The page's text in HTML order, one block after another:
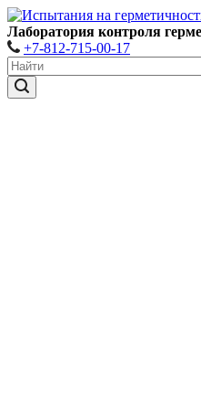
Лаборатория контроля
+7-812-715-00-17